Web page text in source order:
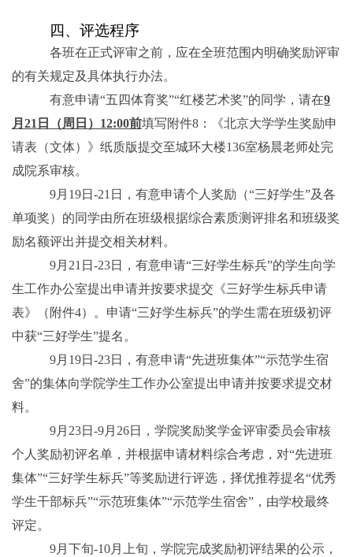
四、评选程序
各班在正式评审之前，应在全班范围内明确奖励评审
的有关规定及具体执行办法。
有意申请“五四体育奖”“红楼艺术奖”的同学，请在9
月 21 日（周日） 12:00前填写附件8 ：《北京大学学生奖励申
请表（文体）》纸质版提交至城环大楼136室杨晨老师处完
成院系审核。
9月 19日-21 日，有意申请个人奖励（“三好学生”及各
单项奖）的同学由所在班级根据综合素质测评排名和班级奖
励名额评出并提交相关材料。
9月 21 日-23日，有意申请“三好学生标兵”的学生向学
生工作办公室提出申请并按要求提交《三好学生标兵申请
表》（附件4）。申请“三好学生标兵”的学生需在班级初评
中获“三好学生”提名。
9月 19日-23日，有意申请“先进班集体”“示范学生宿
舍”的集体向学院学生工作办公室提出申请并按要求提交材
料。
9月 23日-9月 26日，学院奖励奖学金评审委员会审核
个人奖励初评名单，并根据申请材料综合考虑，对“先进班
集体”“三好学生标兵”等奖励进行评选，择优推荐提名“优秀
学生干部标兵”“示范班集体”“示范学生宿舍”，由学校最终
评定。
9月下旬-10月上旬，学院完成奖励初评结果的公示，